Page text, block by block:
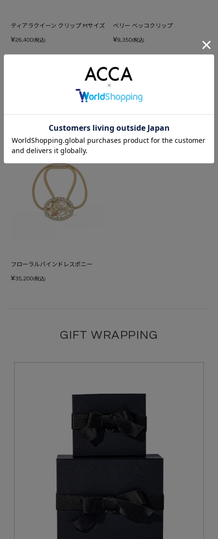
ティアラクイーン クリップ Mサイズ
¥26,400(税込)
ベリー ベッコクリップ
¥9,350(税込)
あなたが最近見たアイテム
フローラルバインドレスポニー
¥35,200(税込)
GIFT WRAPPING